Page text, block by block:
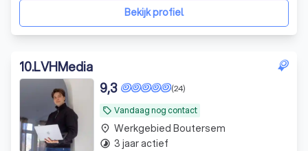
jaarformule. Geen losse facturen, geen
Bekijk profiel
10.LVHMedia
local_offer Vandaag nog contact
(24)
9,3
place Werkgebied Boutersem
timelapse 3 jaar actief